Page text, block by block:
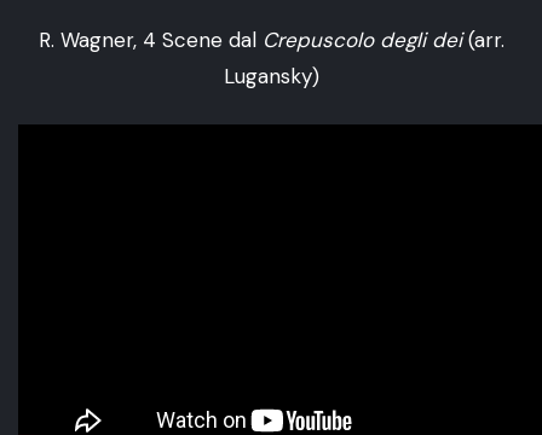
R. Wagner, 4 Scene dal Crepuscolo degli dei(arr.
Lugansky)